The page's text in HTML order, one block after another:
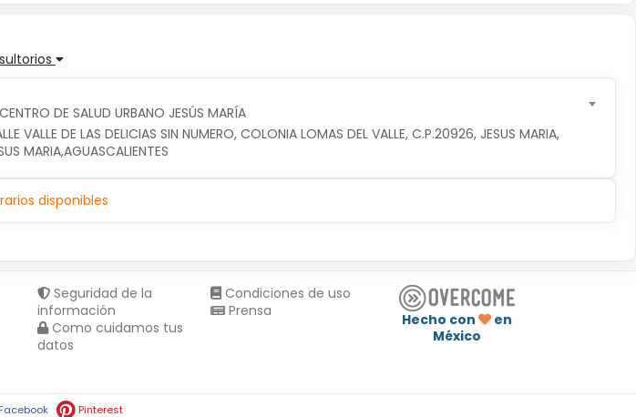
CENTRO DE SALUD URBANO JESÚS MARÍA
VALLE DE LAS DELICIAS SIN NUMERO, COLONIA LOMAS DEL VALLE, C.P.20926, JESUS MARIA,
MARIA,AGUASCALIENTES
disponibles
Seguridad de la
información
Como cuidamos tus
datos
Condiciones de uso
Prensa
Hecho con
en
México
Facebook Pinterest